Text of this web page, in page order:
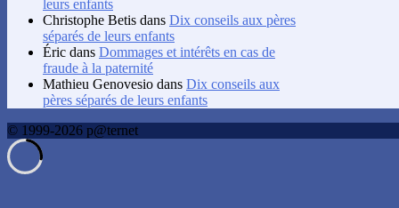
leurs enfants
Christophe Betis dans Dix conseils aux pères
séparés de leurs enfants
Éric dans Dommages et intérêts en cas de
fraude à la paternité
Mathieu Genovesio dans Dix conseils aux
pères séparés de leurs enfants
© 1999-2026 p@ternet